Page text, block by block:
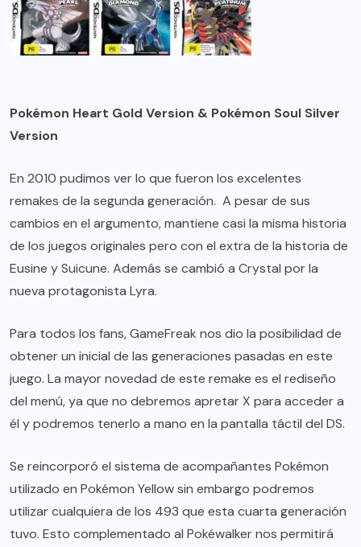
Pokémon Heart Gold Version & Pokémon Soul Silver
Version
En 2010 pudimos ver lo que fueron los excelentes
remakes de la segunda generación. A pesar de sus
cambios en el argumento, mantiene casi la misma historia
de los juegos originales pero con el extra de la historia de
Eusine y Suicune. Además se cambió a Crystal por la
nueva protagonista Lyra.
Para todos los fans, GameFreak nos dio la posibilidad de
obtener un inicial de las generaciones pasadas en este
juego. La mayor novedad de este remake es el rediseño
del menú, ya que no debremos apretar X para acceder a
él y podremos tenerlo a mano en la pantalla táctil del DS.
Se reincorporó el sistema de acompañantes Pokémon
utilizado en Pokémon Yellow sin embargo podremos
utilizar cualquiera de los 493 que esta cuarta generación
tuvo. Esto complementado al Pokéwalker nos permitirá